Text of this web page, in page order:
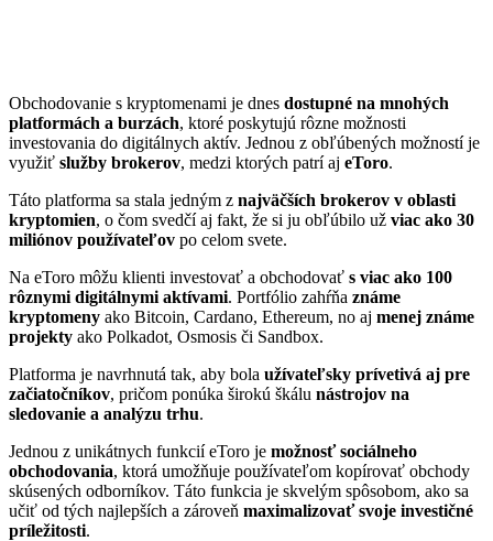
Obchodovanie s kryptomenami je dnes dostupné na mnohých
platformách a burzách, ktoré poskytujú rôzne možnosti
investovania do digitálnych aktív. Jednou z obľúbených možností je
využiť služby brokerov, medzi ktorých patrí aj eToro.
Táto platforma sa stala jedným z najväčších brokerov v oblasti
kryptomien, o čom svedčí aj fakt, že si ju obľúbilo už viac ako 30
miliónov používateľov po celom svete.
Na eToro môžu klienti investovať a obchodovať s viac ako 100
rôznymi digitálnymi aktívami. Portfólio zahŕňa známe
kryptomeny ako Bitcoin, Cardano, Ethereum, no aj menej známe
projekty ako Polkadot, Osmosis či Sandbox.
Platforma je navrhnutá tak, aby bola užívateľsky prívetivá aj pre
začiatočníkov, pričom ponúka širokú škálu nástrojov na
sledovanie a analýzu trhu.
Jednou z unikátnych funkcií eToro je možnosť sociálneho
obchodovania, ktorá umožňuje používateľom kopírovať obchody
skúsených odborníkov. Táto funkcia je skvelým spôsobom, ako sa
učiť od tých najlepších a zároveň maximalizovať svoje investičné
príležitosti.